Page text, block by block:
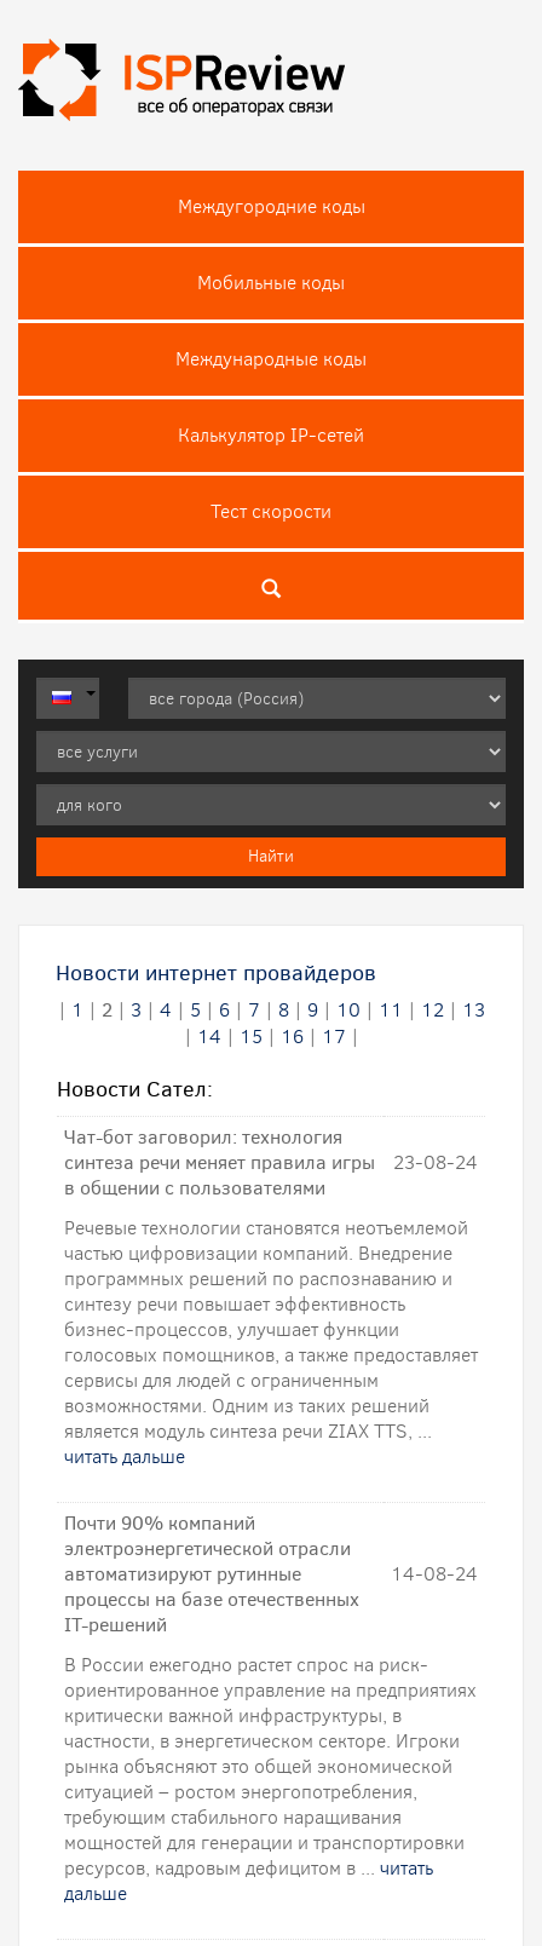
Междугородние коды
Мобильные коды
Международные коды
Калькулятор IP-сетей
Тест скороcти
Новости интернет провайдеров
| 1 | 2| 3 | 4 | 5 | 6| 7 | 8| 9| 10 | 11 | 12| 13
| 14 | 15 | 16| 17 |
Новости Сател:
Чат-бот заговорил: технология
синтеза речи меняет правила игры
в общении с пользователями
23-08-24
Речевые технологии становятся неотъемлемой
частью цифровизации компаний. Внедрение
программных решений по распознаванию и
синтезу речи повышает эффективность
бизнес-процессов, улучшает функции
голосовых помощников, а также предоставляет
сервисы для людей с ограниченным
возможностями. Одним из таких решений
является модуль синтеза речи ZIAX TTS, ...
читать дальше
Почти 90% компаний
электроэнергетической отрасли
автоматизируют рутинные
процессы на базе отечественных
IT-решений
14-08-24
В России ежегодно растет спрос на риск-
ориентированное управление на предприятиях
критически важной инфраструктуры, в
частности, в энергетическом секторе. Игроки
рынка объясняют это общей экономической
ситуацией – ростом энергопотребления,
требующим стабильного наращивания
мощностей для генерации и транспортировки
ресурсов, кадровым дефицитом в ... читать
дальше